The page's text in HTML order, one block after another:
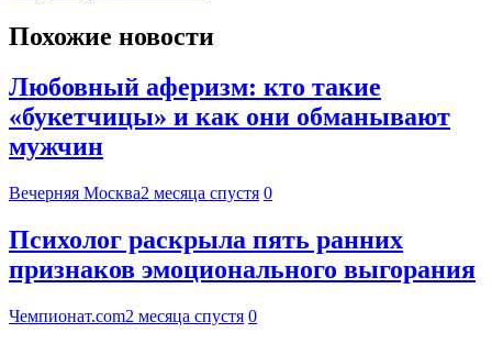
Похожие новости
Любовный аферизм: кто такие
«букетчицы» и как они обманывают
мужчин
Вечерняя Москва2 месяца спустя 0
Психолог раскрыла пять ранних
признаков эмоционального выгорания
Чемпионат.com2 месяца спустя 0